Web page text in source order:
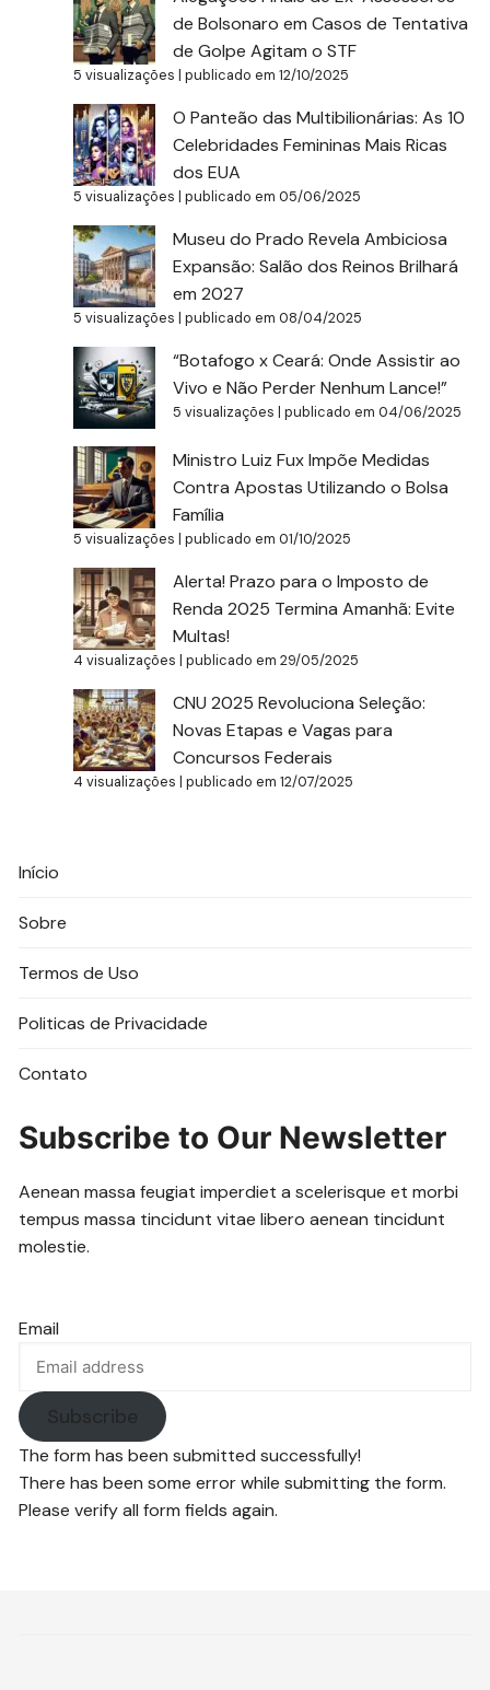
de Bolsonaro em Casos de Tentativa
de Golpe Agitam o STF
5 visualizações |publicado em 12/10/2025
O Panteão das Multibilionárias: As 10
Celebridades Femininas Mais Ricas
dos EUA
5 visualizações |publicado em 05/06/2025
Museu do Prado Revela Ambiciosa
Expansão: Salão dos Reinos Brilhará
em 2027
5 visualizações |publicado em 08/04/2025
“Botafogo x Ceará: Onde Assistir ao
Vivo e Não Perder Nenhum Lance!”
5 visualizações |publicado em 04/06/2025
Ministro Luiz Fux Impõe Medidas
Contra Apostas Utilizando o Bolsa
Família
5 visualizações |publicado em 01/10/2025
Alerta! Prazo para o Imposto de
Renda 2025 Termina Amanhã: Evite
Multas!
4 visualizações |publicado em 29/05/2025
CNU 2025 Revoluciona Seleção:
Novas Etapas e Vagas para
Concursos Federais
4 visualizações |publicado em 12/07/2025
Início
Sobre
Termos de Uso
Politicas de Privacidade
Contato
Subscribe to Our Newsletter
Aenean massa feugiat imperdiet a scelerisque et morbi
tempus massa tincidunt vitae libero aenean tincidunt
molestie.
Email
Subscribe
The form has been submitted successfully!
There has been some error while submitting the form.
Please verify all form fields again.